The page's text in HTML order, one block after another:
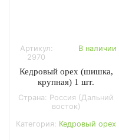
Артикул:
2970
В наличии
Кедровый орех (шишка,
крупная) 1 шт.
Страна: Россия (Дальний
восток)
Категория: Кедровый орех